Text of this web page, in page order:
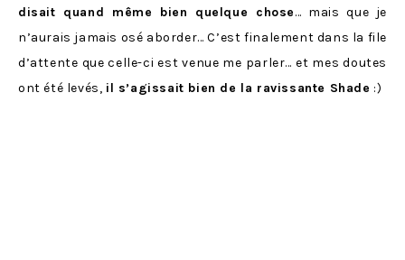
disait quand même bien quelque chose… mais que je
n’aurais jamais osé aborder… C’est finalement dans la file
d’attente que celle-ci est venue me parler… et mes doutes
ont été levés, il s’agissait bien de la ravissante Shade :)